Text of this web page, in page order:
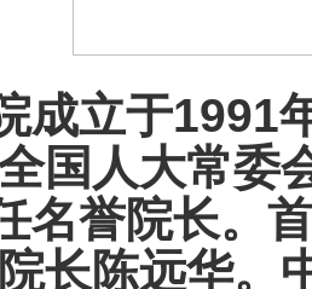
成立于1991
国人大常委
名誉院长。
长陈远华。